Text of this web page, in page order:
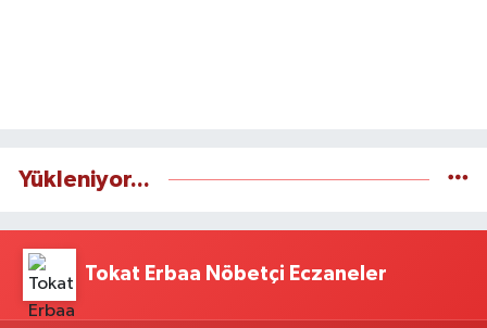
Yükleniyor...
Tokat Erbaa Nöbetçi Eczaneler